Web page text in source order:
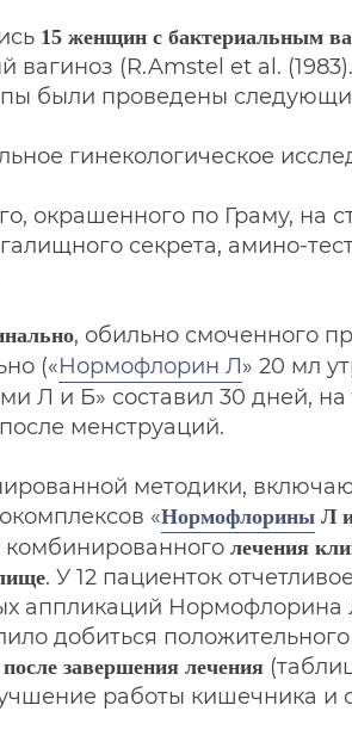
15 женщин с бактериальным
вагиноз (R.Amstel et al.
были проведены
гинекологическое
окрашенного по Граму, на
секрета, амино-
, обильно смоченного
(«Нормофлорин Л» 20 мл
и Б» составил 30 дней, на
менструаций.
методики,
«НормофлориныЛ
комбинированного лечения
. У 12 пациенток
аппликаций
добиться положительного
завершения лечения
работы кишечника и